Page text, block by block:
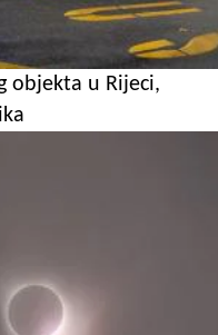
objekta u Rijeci,